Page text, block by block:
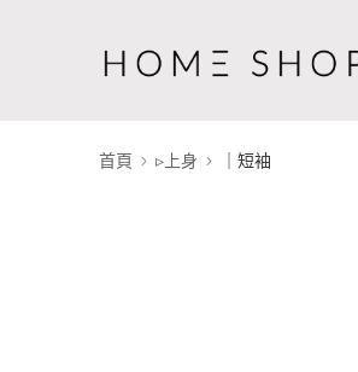
首頁 ▹上身 ｜短袖